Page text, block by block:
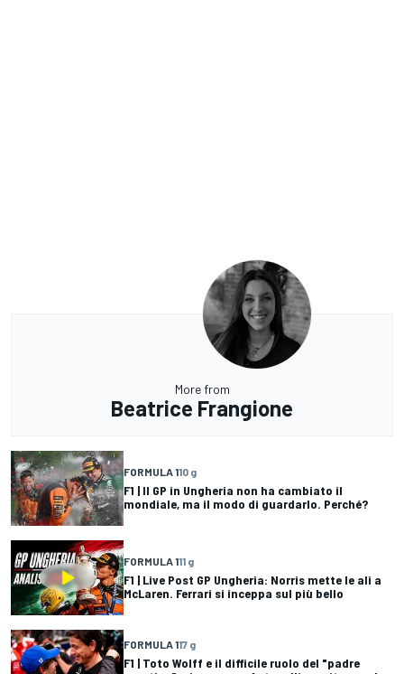
More from
Beatrice Frangione
FORMULA 110 g
F1 | Il GP in Ungheria non ha cambiato il
mondiale, ma il modo di guardarlo. Perché?
FORMULA 111 g
F1 | Live Post GP Ungheria: Norris mette le ali a
McLaren. Ferrari si inceppa sul più bello
FORMULA 117 g
F1 | Toto Wolff e il difficile ruolo del "padre